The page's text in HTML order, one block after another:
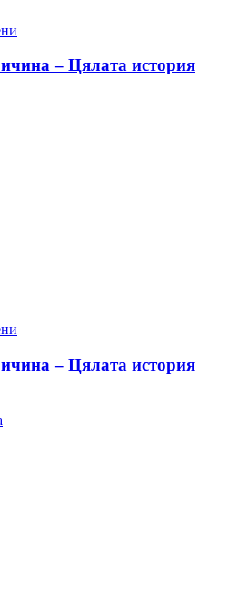
– Цялата история
– Цялата история